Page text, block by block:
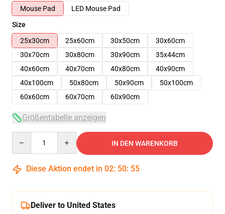
Mouse Pad
LED Mouse Pad
Size
25x30cm
25x60cm 30x50cm
30x60cm
30x70cm
30x80cm 30x90cm
35x44cm
40x60cm
40x70cm 40x80cm
40x90cm
40x100cm
50x80cm 50x90cm
50x100cm
60x60cm
60x70cm 60x90cm
Größentabelle anzeigen
IN DEN WARENKORB
Diese Aktion endet in 02: 50: 55
Deliver to United States